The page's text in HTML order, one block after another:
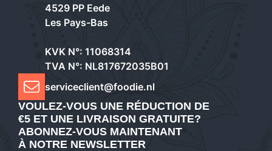
4529 PP Eede
Les Pays-Bas
KVK N°: 11068314
TVA N°: NL817672035B01
serviceclient@foodie.nl
VOULEZ-VOUS UNE RÉDUCTION DE
€5 ET UNE LIVRAISON GRATUITE?
ABONNEZ-VOUS MAINTENANT
À NOTRE NEWSLETTER